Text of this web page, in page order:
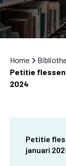
Home
Petitie
2024
Petitie
januari